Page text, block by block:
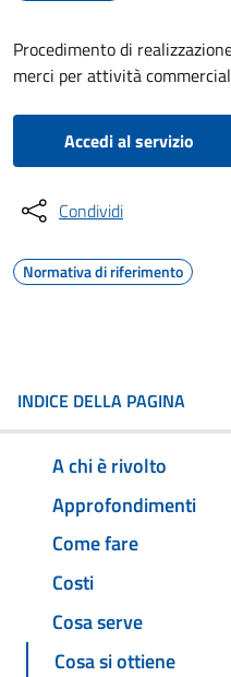
Procedimento di
merci per attività
Accedi al servizio
Condividi
Normativa di riferimento
INDICE DELLA PAGINA
A chi è rivolto
Approfondimenti
Come fare
Costi
Cosa serve
Cosa si ottiene